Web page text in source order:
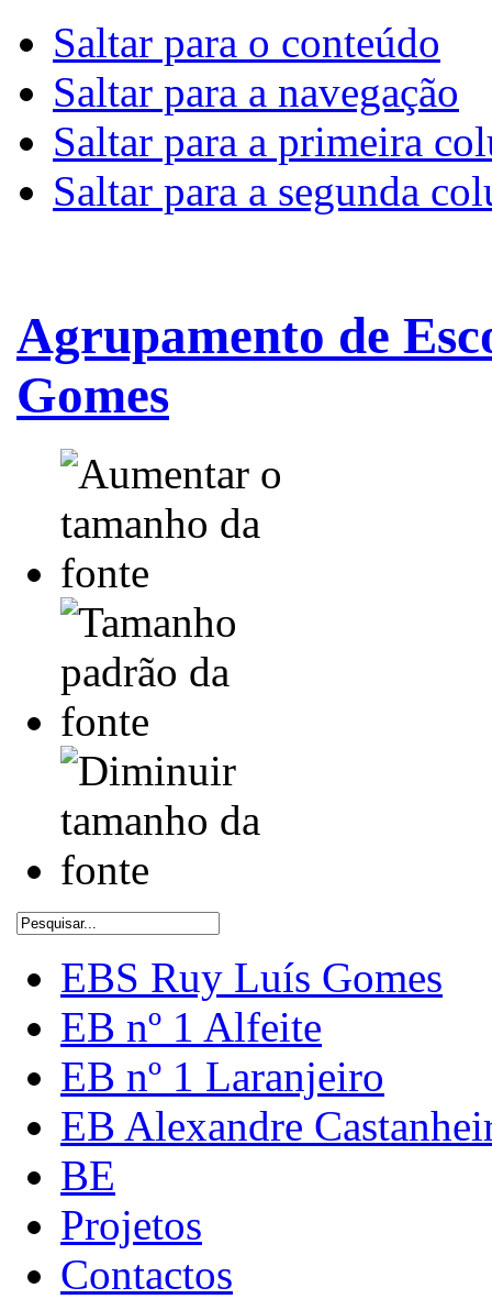
Saltar para o conteúdo
Saltar para a navegação
Saltar para a primeira
Saltar para a segunda
Agrupamento de
Gomes
EBS Ruy Luís Gomes
EB nº 1 Alfeite
EB nº 1 Laranjeiro
EB Alexandre
BE
Projetos
Contactos